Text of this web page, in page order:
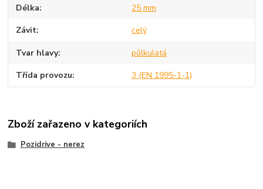
Délka 25 mm
Závit celý
Tvar hlavy půlkulatá
Třída provozu 3 (EN 1995-1-1)
Zboží zařazeno v kategoriích
Pozidrive - nerez